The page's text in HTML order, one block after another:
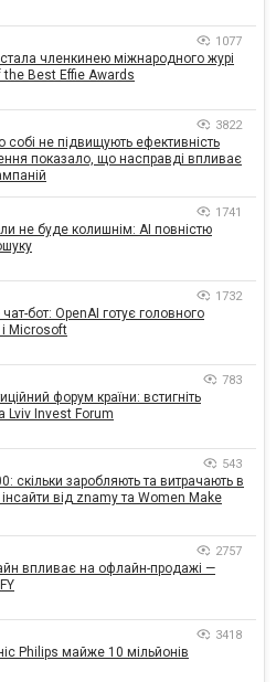
1077
членкинею міжнародного журі
Best Effie Awards
3822
собі не підвищують ефективність
показало, що насправді впливає
1741
не буде колишнім: AI повністю
1732
бот: OpenAI готує головного
і Microsoft
783
форум країни: встигніть
Lviv Invest Forum
543
скільки заробляють та витрачають в
від znamy та Women Make
2757
впливає на офлайн-продажі —
3418
Philips майже 10 мільйонів